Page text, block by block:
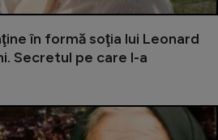
în formă soţia lui Leonard
Secretul pe care l-a